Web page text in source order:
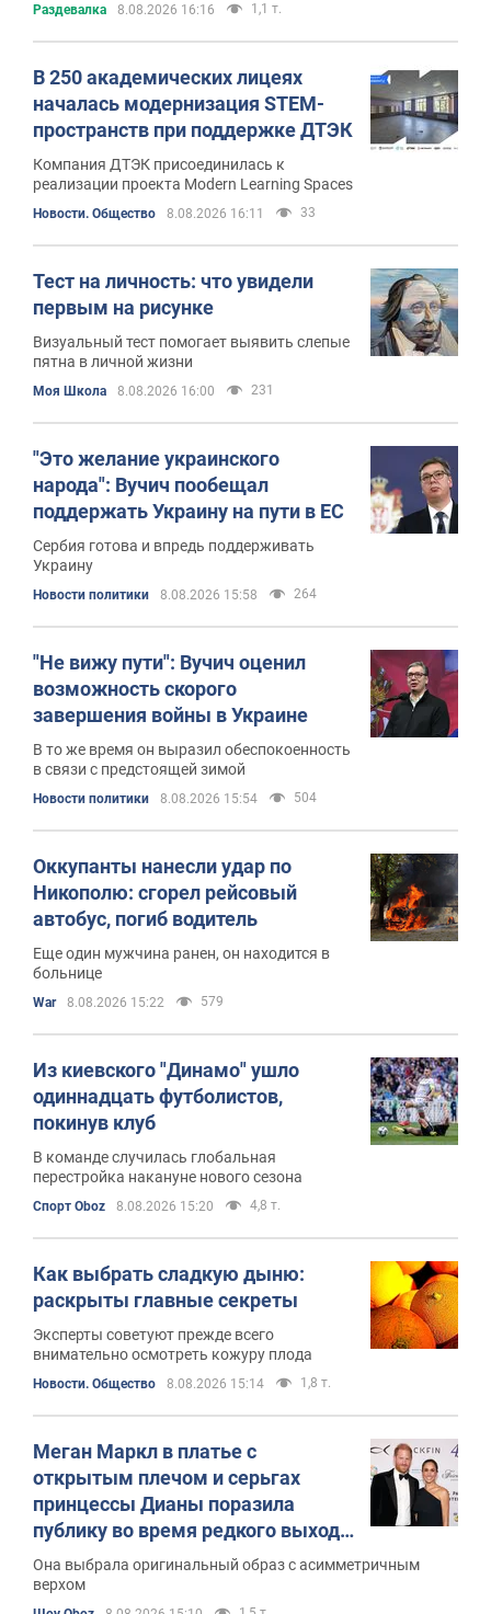
Раздевалка 8.08.2026 16:16 1,1 т.
В 250 академических лицеях
началась модернизация STEM-
пространств при поддержке ДТЭК
Компания ДТЭК присоединилась к
реализации проекта Modern Learning Spaces
Новости. Общество 8.08.2026 16:11 33
Тест на личность: что увидели
первым на рисунке
Визуальный тест помогает выявить слепые
пятна в личной жизни
Моя Школа 8.08.2026 16:00 231
"Это желание украинского
народа": Вучич пообещал
поддержать Украину на пути в ЕС
Сербия готова и впредь поддерживать
Украину
Новости политики 8.08.2026 15:58 264
"Не вижу пути": Вучич оценил
возможность скорого
завершения войны в Украине
В то же время он выразил обеспокоенность
в связи с предстоящей зимой
Новости политики 8.08.2026 15:54 504
Оккупанты нанесли удар по
Никополю: сгорел рейсовый
автобус, погиб водитель
Еще один мужчина ранен, он находится в
больнице
War 8.08.2026 15:22 579
Из киевского "Динамо" ушло
одиннадцать футболистов,
покинув клуб
В команде случилась глобальная
перестройка накануне нового сезона
Спорт Oboz 8.08.2026 15:20 4,8 т.
Как выбрать сладкую дыню:
раскрыты главные секреты
Эксперты советуют прежде всего
внимательно осмотреть кожуру плода
Новости. Общество 8.08.2026 15:14 1,8 т.
Меган Маркл в платье с
открытым плечом и серьгах
принцессы Дианы поразила
публику во время редкого выхода
в свет с принцем Гарри
Она выбрала оригинальный образ с асимметричным
верхом